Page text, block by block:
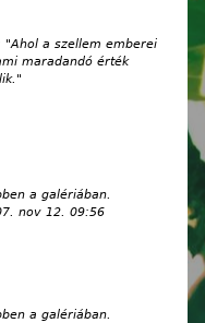
"Ahol a szellem emberei
maradandó érték
a galériában.
nov 12. 09:56
a galériában.